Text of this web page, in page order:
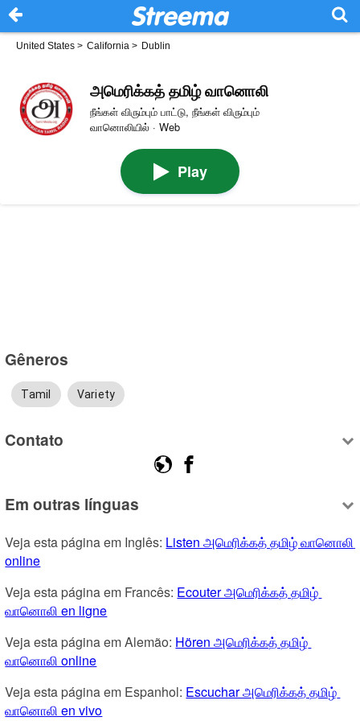
United States > California > Dublin
அமெரிக்கத் தமிழ் வானொலி
நீங்கள் விரும்பும் பாட்டு, நீங்கள் விரும்பும்
வானொலியில் · Web
Play
Gêneros
Tamil Variety
Contato
Em outras línguas
Veja esta página em Inglês: Listen அமெரிக்கத் தமிழ் வானொலி
online
Veja esta página em Francês: Ecouter அமெரிக்கத் தமிழ்
வானொலி en ligne
Veja esta página em Alemão: Hören அமெரிக்கத் தமிழ்
வானொலி online
Veja esta página em Espanhol: Escuchar அமெரிக்கத் தமிழ்
வானொலி en vivo